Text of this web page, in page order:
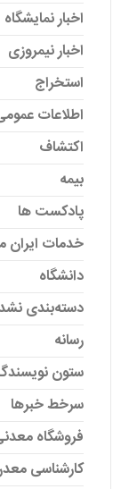
اخبار نمایشگاه
اخبار نیمروزی
استخراج
اطلاعات
اکتشاف
بیمه
پادکست ها
خدمات ایران
دانشگاه
دسته‌بندی
رسانه
ستون
سرخط خبرها
فروشگاه
کارشناسی